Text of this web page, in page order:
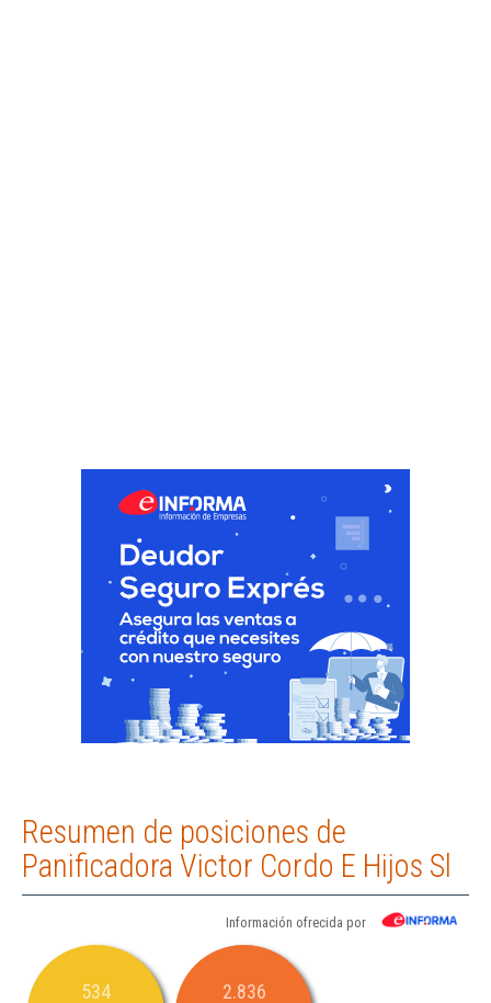
Resumen de posiciones de
Panificadora Victor Cordo E Hijos Sl
Información ofrecida por
534 2.836